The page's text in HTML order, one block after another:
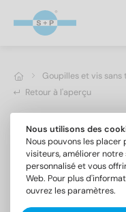
Goupilles et vis sans
Retour à l'aperçu
Nous utilisons des
Nous pouvons les placer
visiteurs, améliorer notre
personnalisé et vous
Web. Pour plus
ouvrez les paramètres.